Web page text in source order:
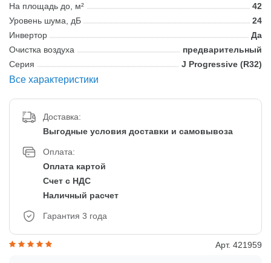
На площадь до, м²
42
Уровень шума, дБ
24
Инвертор
Да
Очистка воздуха
предварительный
Серия
J Progressive (R32)
Все характеристики
Доставка:
Выгодные условия доставки и самовывоза
Оплата:
Оплата картой
Счет с НДС
Наличный расчет
Гарантия 3 года
Арт. 421959